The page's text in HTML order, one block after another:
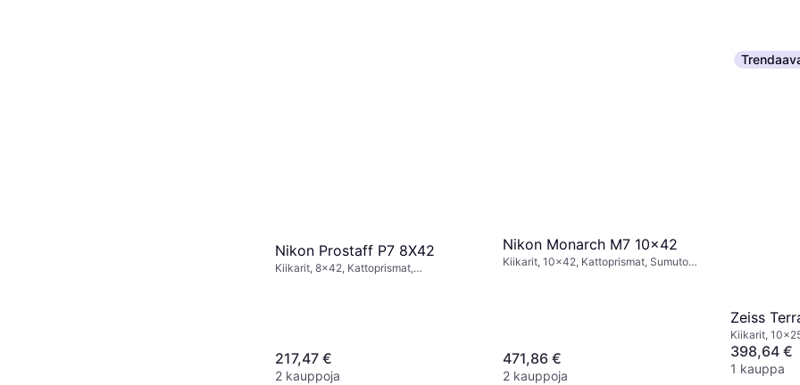
Nikon Prostaff P7 8X42
Kiikarit, 8x42, Kattoprismat,
217,47 €
2 kauppoja
Nikon Monarch M7 10x42
Kiikarit, 10x42, Kattoprismat, Sumuton,
471,86 €
2 kauppoja
Zeiss
Kiikarit,
398,64 €
1 kauppa